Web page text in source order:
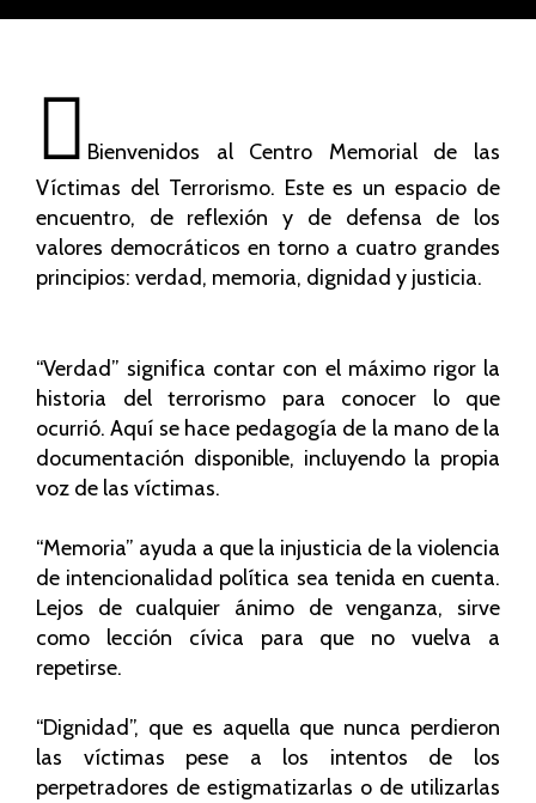
Bienvenidos al Centro Memorial de las
Víctimas del Terrorismo. Este es un espacio de
encuentro, de reflexión y de defensa de los
valores democráticos en torno a cuatro grandes
principios: verdad, memoria, dignidad y justicia.
“Verdad” significa contar con el máximo rigor la
historia del terrorismo para conocer lo que
ocurrió. Aquí se hace pedagogía de la mano de la
documentación disponible, incluyendo la propia
voz de las víctimas.
“Memoria” ayuda a que la injusticia de la violencia
de intencionalidad política sea tenida en cuenta.
Lejos de cualquier ánimo de venganza, sirve
como lección cívica para que no vuelva a
repetirse.
“Dignidad”, que es aquella que nunca perdieron
las víctimas pese a los intentos de los
perpetradores de estigmatizarlas o de utilizarlas